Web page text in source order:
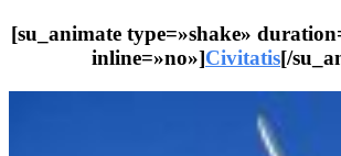
[su_animate type=»shake»
inline=»no»]Civitatis[/